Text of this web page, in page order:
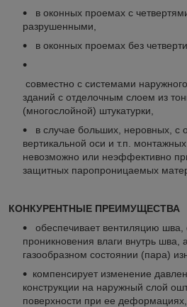
в оконных проемах с
разрушенными,
в оконных проемах без
совместно с системами
зданий с отделочным слоем из
(многослойной) штукатурки,
в случае больших, неровных, с
вертикальной оси и т.п. монтажных
невозможно или неэффективно
защитных паропроницаемых
КОНКУРЕНТНЫЕ ПРЕИМУЩЕСТВА
обеспечивает вентиляцию шва,
проникновения влаги внутрь шва,
газообразном состоянии (пара)
компенсирует изменение
конструкции на наружный слой
поверхности при ее